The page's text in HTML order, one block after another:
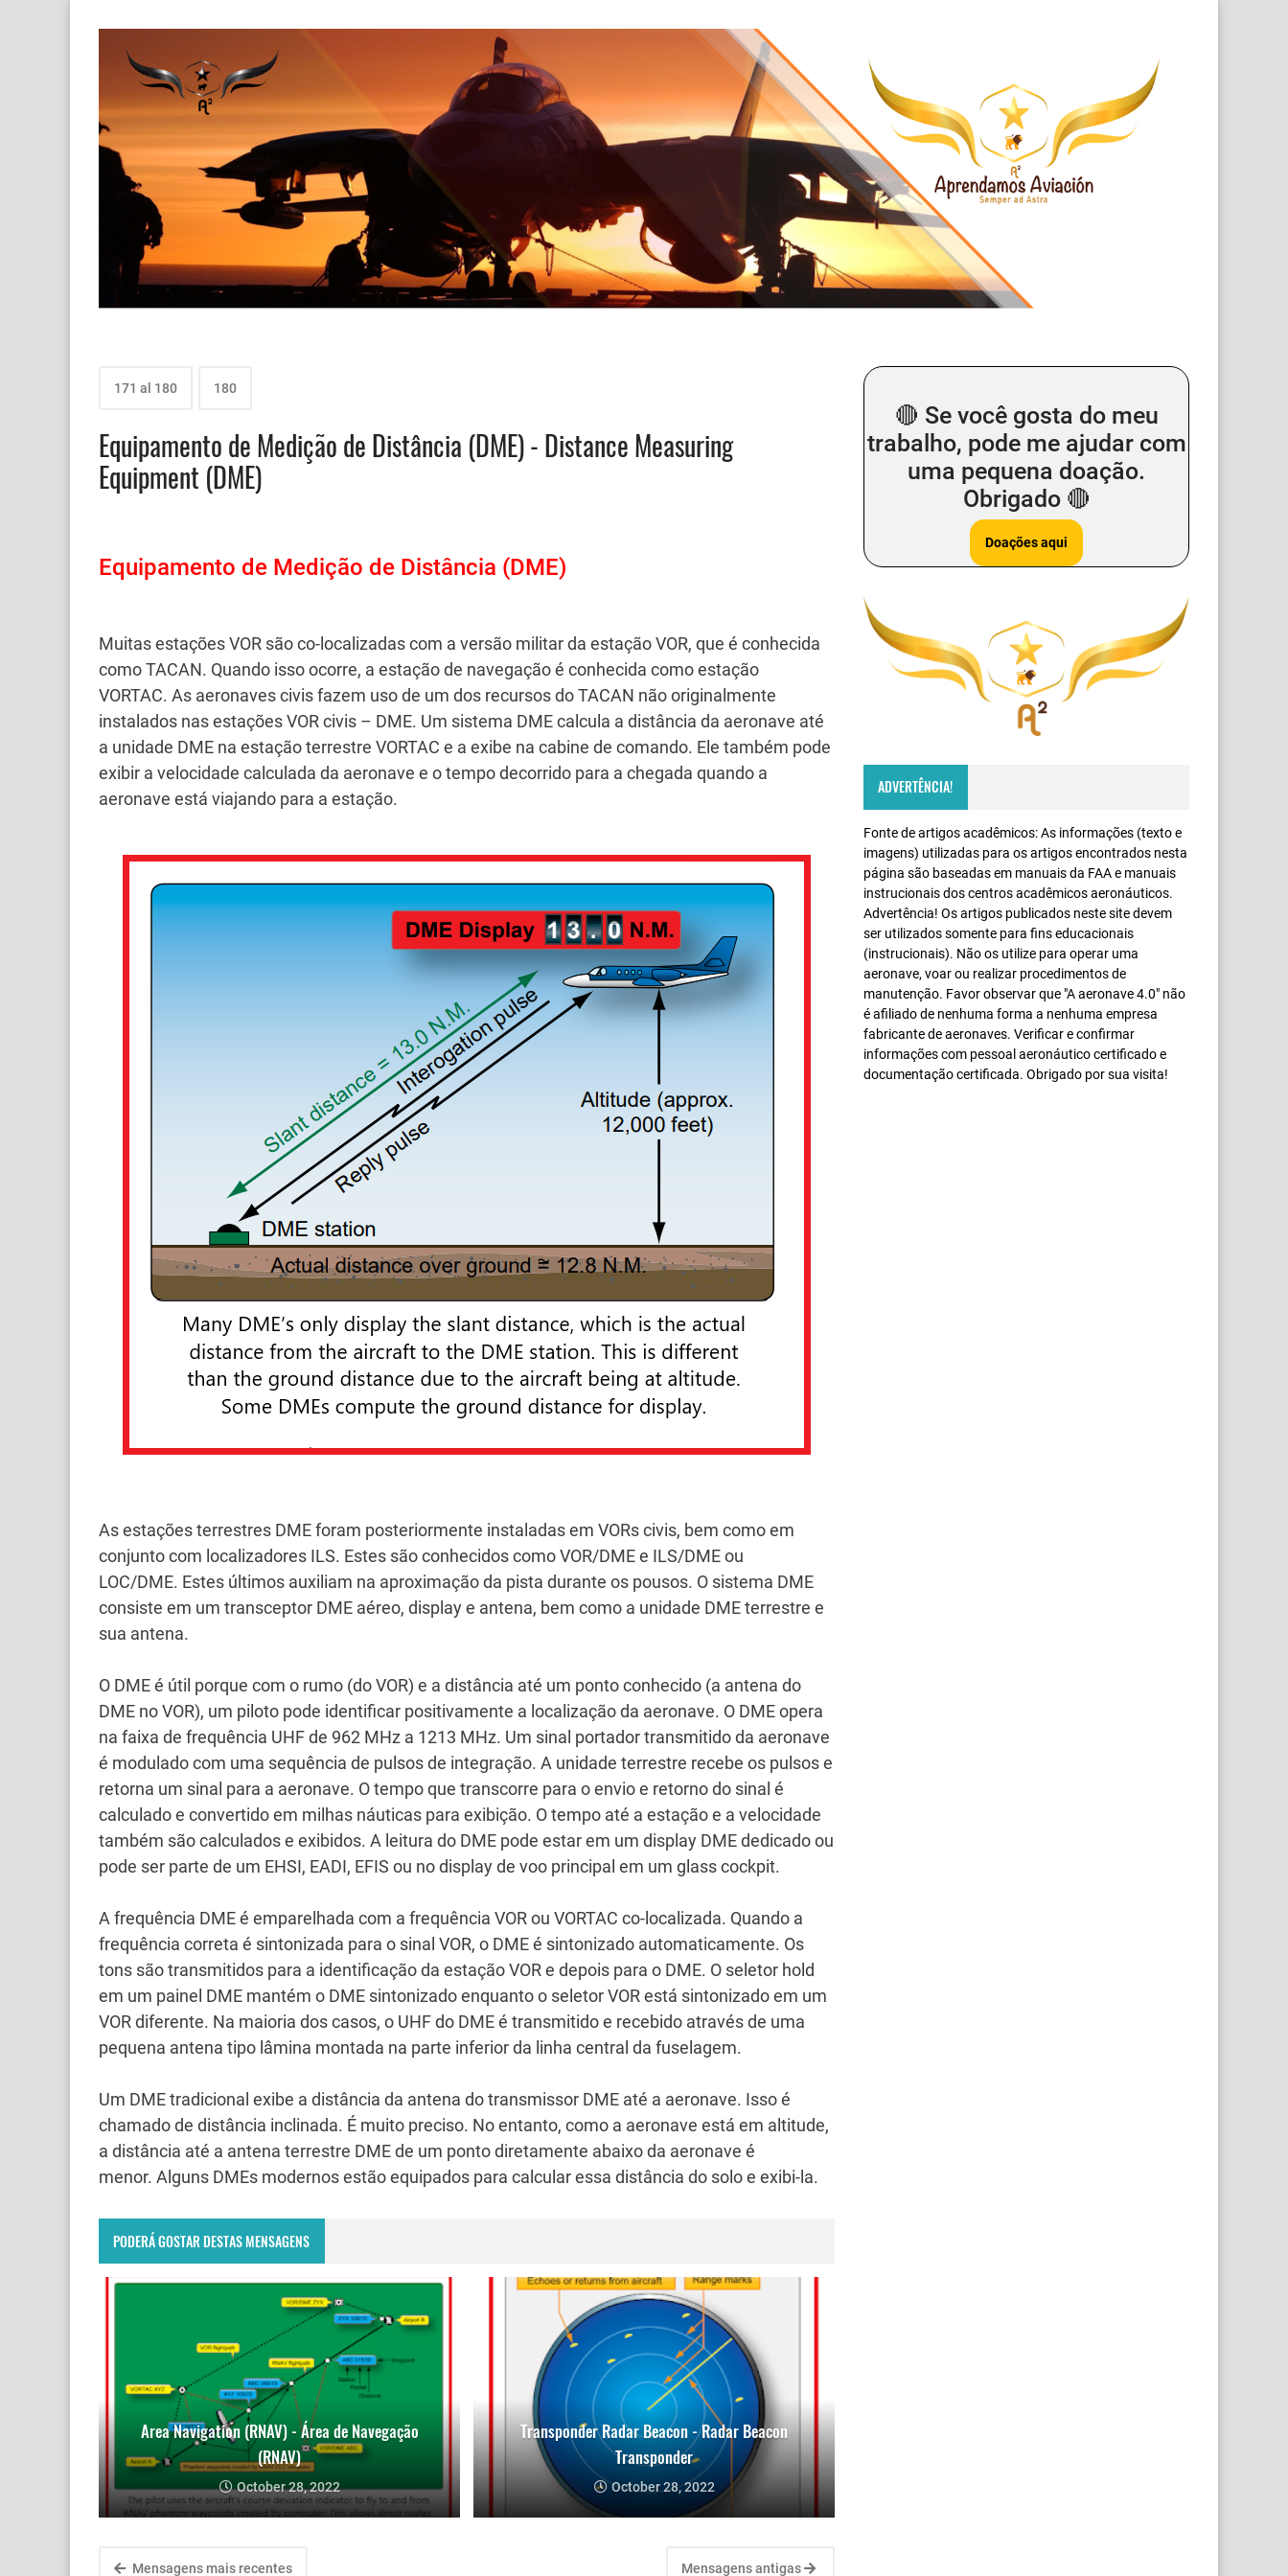
171 al 180 180
Equipamento de Medição de Distância (DME) - Distance Measuring
Equipment (DME)
Equipamento de Medição de Distância (DME)
Muitas estações VOR são co-localizadas com a versão militar da estação VOR, que é conhecida
como TACAN. Quando isso ocorre, a estação de navegação é conhecida como estação
VORTAC. As aeronaves civis fazem uso de um dos recursos do TACAN não originalmente
instalados nas estações VOR civis – DME. Um sistema DME calcula a distância da aeronave até
a unidade DME na estação terrestre VORTAC e a exibe na cabine de comando. Ele também pode
exibir a velocidade calculada da aeronave e o tempo decorrido para a chegada quando a
aeronave está viajando para a estação.
As estações terrestres DME foram posteriormente instaladas em VORs civis, bem como em
conjunto com localizadores ILS. Estes são conhecidos como VOR/DME e ILS/DME ou
LOC/DME. Estes últimos auxiliam na aproximação da pista durante os pousos. O sistema DME
consiste em um transceptor DME aéreo, display e antena, bem como a unidade DME terrestre e
sua antena.
O DME é útil porque com o rumo (do VOR) e a distância até um ponto conhecido (a antena do
DME no VOR), um piloto pode identificar positivamente a localização da aeronave. O DME opera
na faixa de frequência UHF de 962 MHz a 1213 MHz. Um sinal portador transmitido da aeronave
é modulado com uma sequência de pulsos de integração. A unidade terrestre recebe os pulsos e
retorna um sinal para a aeronave. O tempo que transcorre para o envio e retorno do sinal é
calculado e convertido em milhas náuticas para exibição. O tempo até a estação e a velocidade
também são calculados e exibidos. A leitura do DME pode estar em um display DME dedicado ou
pode ser parte de um EHSI, EADI, EFIS ou no display de voo principal em um glass cockpit.
A frequência DME é emparelhada com a frequência VOR ou VORTAC co-localizada. Quando a
frequência correta é sintonizada para o sinal VOR, o DME é sintonizado automaticamente. Os
tons são transmitidos para a identificação da estação VOR e depois para o DME. O seletor hold
em um painel DME mantém o DME sintonizado enquanto o seletor VOR está sintonizado em um
VOR diferente. Na maioria dos casos, o UHF do DME é transmitido e recebido através de uma
pequena antena tipo lâmina montada na parte inferior da linha central da fuselagem.
Um DME tradicional exibe a distância da antena do transmissor DME até a aeronave. Isso é
chamado de distância inclinada. É muito preciso. No entanto, como a aeronave está em altitude,
a distância até a antena terrestre DME de um ponto diretamente abaixo da aeronave é
menor. Alguns DMEs modernos estão equipados para calcular essa distância do solo e exibi-la.
PODERÁ GOSTAR DESTAS MENSAGENS
Area Navigation (RNAV) - Área de Navegação
(RNAV)
October 28, 2022
Transponder Radar Beacon - Radar Beacon
Transponder
October 28, 2022
Mensagens mais recentes Mensagens antigas
🔴 Se você gosta do meu
trabalho, pode me ajudar com
uma pequena doação.
Obrigado 🔴
​Doações aqui
ADVERTÊNCIA!
Fonte de artigos acadêmicos: As informações (texto e
imagens) utilizadas para os artigos encontrados nesta
página são baseadas em manuais da FAA e manuais
instrucionais dos centros acadêmicos aeronáuticos.
Advertência! Os artigos publicados neste site devem
ser utilizados somente para fins educacionais
(instrucionais). Não os utilize para operar uma
aeronave, voar ou realizar procedimentos de
manutenção. Favor observar que "A aeronave 4.0" não
é afiliado de nenhuma forma a nenhuma empresa
fabricante de aeronaves. Verificar e confirmar
informações com pessoal aeronáutico certificado e
documentação certificada. Obrigado por sua visita!